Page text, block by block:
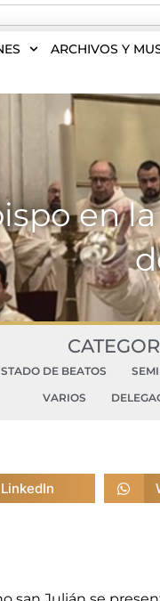
ARCHIVOS Y
en
DE BEATOS
VARIOS
LinkedIn